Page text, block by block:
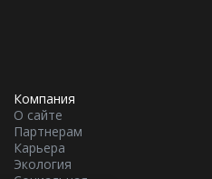
Компания
О сайте
Партнерам
Карьера
Экология